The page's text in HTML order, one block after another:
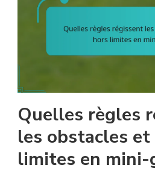
Quelles règles
les obstacles
limites en